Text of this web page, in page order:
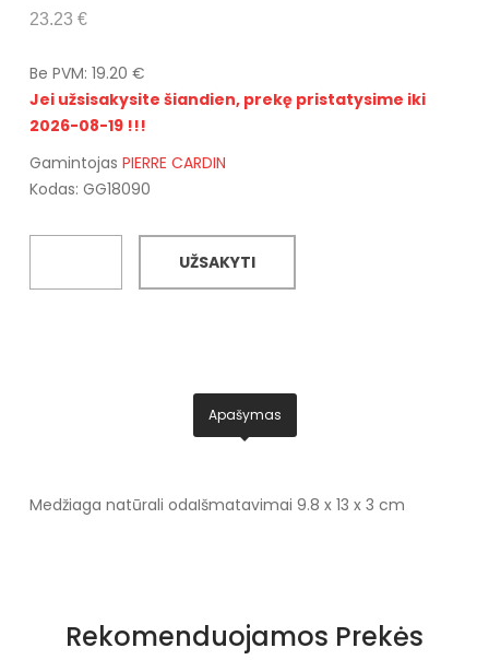
23.23 €
Be PVM: 19.20 €
Jei užsisakysite šiandien, prekę pristatysime iki
2026-08-19 !!!
Gamintojas PIERRE CARDIN
Kodas: GG18090
UŽSAKYTI
Apašymas
Medžiaga natūrali odaIšmatavimai 9.8 x 13 x 3 cm
Rekomenduojamos Prekės